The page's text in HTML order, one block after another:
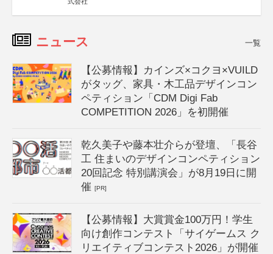
ニュース 一覧
【公募情報】カインズ×コクヨ×VUILD
がタッグ、家具・木工品デザインコン
ペティション「CDM Digi Fab
COMPETITION 2026」を初開催
乾久美子や藤本壮介らが登壇、「長谷
工 住まいのデザインコンペティション
20回記念 特別講演会」が8月19日に開
催[PR]
【公募情報】大賞賞金100万円！学生
向け創作コンテスト「サイゲームス ク
リエイティブコンテスト2026」が開催